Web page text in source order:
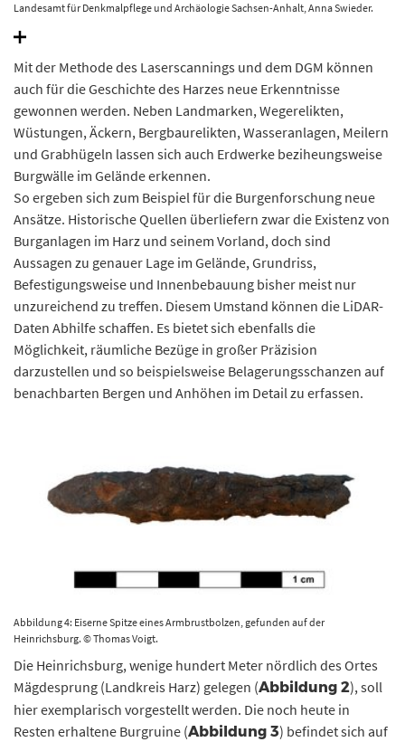
Landesamt für Denkmalpflege und Archäologie Sachsen-Anhalt, Anna Swieder.
Mit der Methode des Laserscannings und dem DGM können
auch für die Geschichte des Harzes neue Erkenntnisse
gewonnen werden. Neben Landmarken, Wegerelikten,
Wüstungen, Äckern, Bergbaurelikten, Wasseranlagen, Meilern
und Grabhügeln lassen sich auch Erdwerke beziheungsweise
Burgwälle im Gelände erkennen.
So ergeben sich zum Beispiel für die Burgenforschung neue
Ansätze. Historische Quellen überliefern zwar die Existenz von
Burganlagen im Harz und seinem Vorland, doch sind
Aussagen zu genauer Lage im Gelände, Grundriss,
Befestigungsweise und Innenbebauung bisher meist nur
unzureichend zu treffen. Diesem Umstand können die LiDAR-
Daten Abhilfe schaffen. Es bietet sich ebenfalls die
Möglichkeit, räumliche Bezüge in großer Präzision
darzustellen und so beispielsweise Belagerungsschanzen auf
benachbarten Bergen und Anhöhen im Detail zu erfassen.
Abbildung 4: Eiserne Spitze eines Armbrustbolzen, gefunden auf der
Heinrichsburg. © Thomas Voigt.
Die Heinrichsburg, wenige hundert Meter nördlich des Ortes
Mägdesprung (Landkreis Harz) gelegen (Abbildung 2), soll
hier exemplarisch vorgestellt werden. Die noch heute in
Resten erhaltene Burgruine (Abbildung 3) befindet sich auf